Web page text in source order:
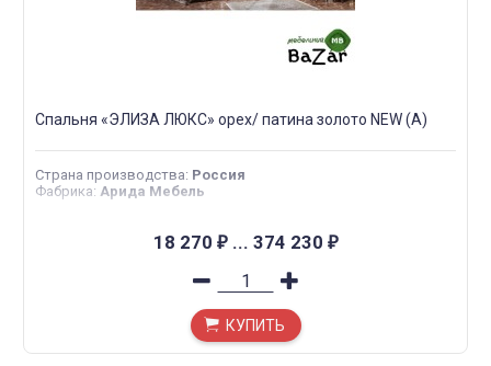
Спальня «ЭЛИЗА ЛЮКС» орех/ патина золото NEW (А)
Страна производства: Россия
Фабрика: Арида Мебель
18 270 ₽... 374 230 ₽
КУПИТЬ